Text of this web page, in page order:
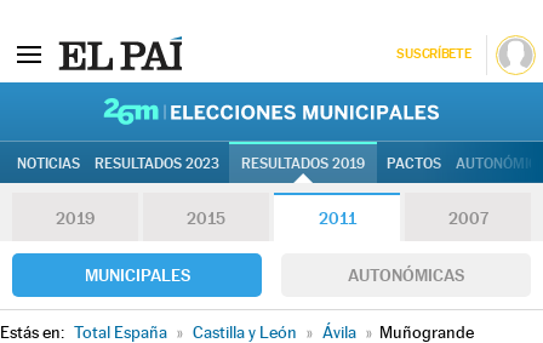
SUSCRÍBETE
NOTICIAS RESULTADOS 2023 RESULTADOS 2019 PACTOS
2019 2015 2011 2007
MUNICIPALES AUTONÓMICAS
Estás en: Total España » Castilla y León » Ávila » Muñogrande